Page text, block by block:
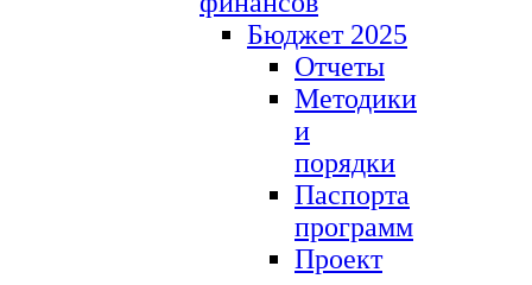
Бюджет 2025
Отчеты
Методики
и
порядки
Паспорта
программ
Проект